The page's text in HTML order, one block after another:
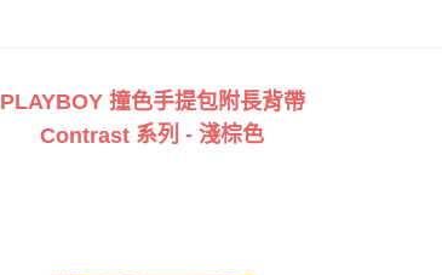
PLAYBOY 撞色手提包附長背帶
Contrast 系列 - 淺棕色